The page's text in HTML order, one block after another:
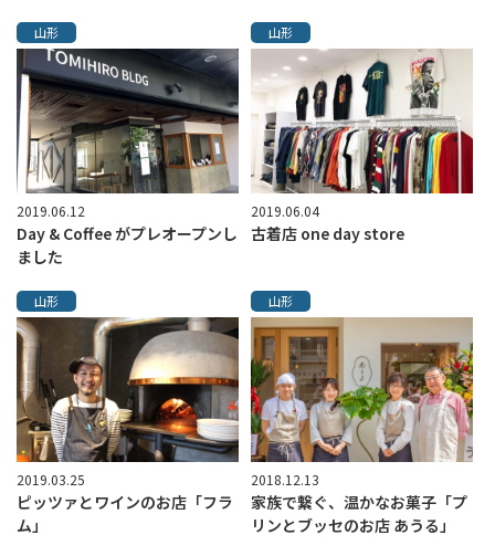
山形
2019.06.12
Day & Coffee がプレオープンし
ました
山形
2019.06.04
古着店 one day store
山形
2019.03.25
ピッツァとワインのお店「フラ
ム」
山形
2018.12.13
家族で繋ぐ、温かなお菓子「プ
リンとブッセのお店 あうる」